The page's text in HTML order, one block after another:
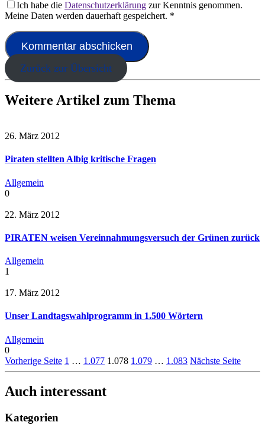
Ich habe die Datenschutzerklärung zur Kenntnis genommen.
Meine Daten werden dauerhaft gespeichert. *
Zurück zur Übersicht
Weitere Artikel zum Thema
26. März 2012
Piraten stellten Albig kritische Fragen
Allgemein
0
22. März 2012
PIRATEN weisen Vereinnahmungsversuch der Grünen zurück
Allgemein
1
17. März 2012
Unser Landtagswahlprogramm in 1.500 Wörtern
Allgemein
0
Vorherige Seite 1 … 1.077 1.078 1.079 … 1.083 Nächste Seite
Auch interessant
Kategorien